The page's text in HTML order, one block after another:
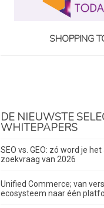
SHOPPING
DE NIEUWSTE
WHITEPAPERS
SEO vs. GEO: zó word je
zoekvraag van 2026
Unified Commerce; van
ecosysteem naar één